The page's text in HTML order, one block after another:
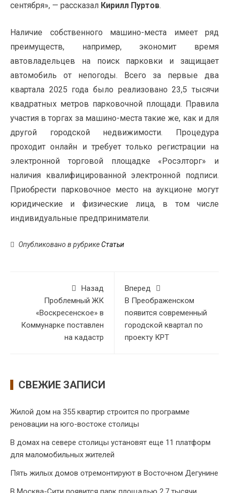
сентября», — рассказал Кирилл Пуртов.
Наличие собственного машино-места имеет ряд
преимуществ, например, экономит время
автовладельцев на поиск парковки и защищает
автомобиль от непогоды. Всего за первые два
квартала 2025 года было реализовано 23,5 тысячи
квадратных метров парковочной площади. Правила
участия в торгах за машино-места такие же, как и для
другой городской недвижимости. Процедура
проходит онлайн и требует только регистрации на
электронной торговой площадке «Росэлторг» и
наличия квалифицированной электронной подписи.
Приобрести парковочное место на аукционе могут
юридические и физические лица, в том числе
индивидуальные предприниматели.
Опубликовано в рубрикеСтатьи
Назад
Проблемный ЖК
«Воскресенское» в
Коммунарке поставлен
на кадастр
Вперед
В Преображенском
появится современный
городской квартал по
проекту КРТ
СВЕЖИЕ ЗАПИСИ
Жилой дом на 355 квартир строится по программе
реновации на юго-востоке столицы
В домах на севере столицы установят еще 11 платформ
для маломобильных жителей
Пять жилых домов отремонтируют в Восточном Дегунине